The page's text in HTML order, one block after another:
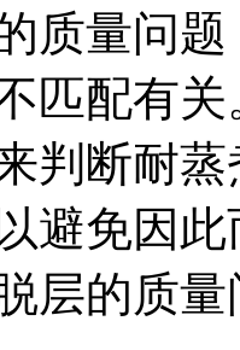
质量问
匹配有
判断耐
避免因
层的质量